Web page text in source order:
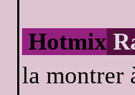
Hotmix
la montrer